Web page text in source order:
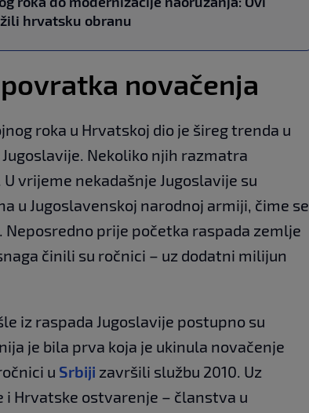
hrvatsku obranu
novačenja
roka u Hrvatskoj dio je šireg trenda u
Nekoliko njih razmatra
vrijeme nekadašnje Jugoslavije su
u Jugoslavenskoj narodnoj armiji, čime se
prije početka raspada zemlje
činili su ročnici – uz dodatni milijun
iz raspada Jugoslavije postupno su
je bila prva koja je ukinula novačenje
u Srbiji završili službu 2010. Uz
i Hrvatske ostvarenje – članstva u